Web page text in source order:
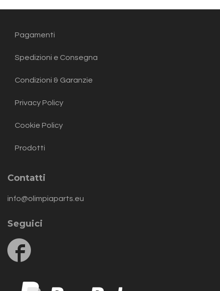
Pagamenti
Spedizioni e Consegna
Condizioni & Garanzie
Privacy Policy
Cookie Policy
Prodotti
Contatti
info@olimpiaparts.eu
Seguici
us